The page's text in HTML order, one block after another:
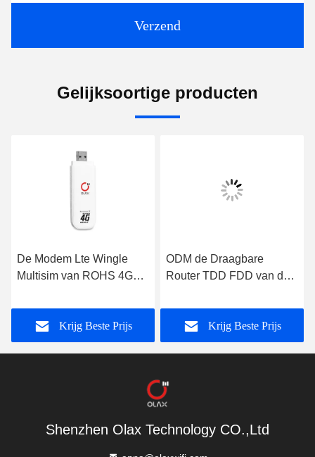
Verzend
Gelijksoortige producten
De Modem Lte Wingle
Multisim van ROHS 4G
Krijg Beste Prijs
ODM de Draagbare
Router TDD FDD van de
Modem voor Smart
Devices
Krijg Beste Prijs
Shenzhen Olax Technology CO.,Ltd